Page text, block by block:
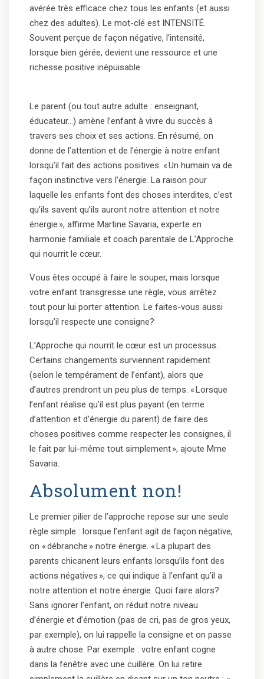
avérée très efficace chez tous les enfants (et aussi
chez des adultes). Le mot-clé est INTENSITÉ.
Souvent perçue de façon négative, l’intensité,
lorsque bien gérée, devient une ressource et une
richesse positive inépuisable.
Le parent (ou tout autre adulte : enseignant,
éducateur…) amène l’enfant à vivre du succès à
travers ses choix et ses actions. En résumé, on
donne de l’attention et de l’énergie à notre enfant
lorsqu’il fait des actions positives. « Un humain va de
façon instinctive vers l’énergie. La raison pour
laquelle les enfants font des choses interdites, c’est
qu’ils savent qu’ils auront notre attention et notre
énergie », affirme Martine Savaria, experte en
harmonie familiale et coach parentale de L’Approche
qui nourrit le cœur.
Vous êtes occupé à faire le souper, mais lorsque
votre enfant transgresse une règle, vous arrêtez
tout pour lui porter attention. Le faites-vous aussi
lorsqu’il respecte une consigne?
L’Approche qui nourrit le cœur est un processus.
Certains changements surviennent rapidement
(selon le tempérament de l’enfant), alors que
d’autres prendront un peu plus de temps. « Lorsque
l’enfant réalise qu’il est plus payant (en terme
d’attention et d’énergie du parent) de faire des
choses positives comme respecter les consignes, il
le fait par lui-même tout simplement », ajoute Mme
Savaria.
Absolument non!
Le premier pilier de l’approche repose sur une seule
règle simple : lorsque l’enfant agit de façon négative,
on « débranche » notre énergie. « La plupart des
parents chicanent leurs enfants lorsqu’ils font des
actions négatives », ce qui indique à l’enfant qu’il a
notre attention et notre énergie. Quoi faire alors?
Sans ignorer l’enfant, on réduit notre niveau
d’énergie et d’émotion (pas de cri, pas de gros yeux,
par exemple), on lui rappelle la consigne et on passe
à autre chose. Par exemple : votre enfant cogne
dans la fenêtre avec une cuillère. On lui retire